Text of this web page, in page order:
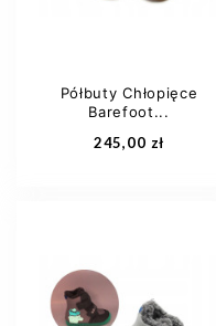
Dodaj do koszyka
Półbuty Chłopięce
Barefoot...
245,00 zł